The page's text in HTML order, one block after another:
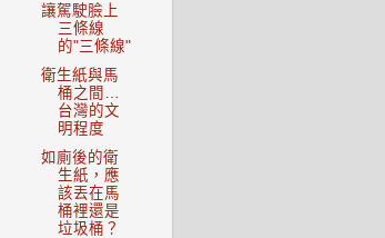
讓駕駛臉上
三條線
的"三條線"
衛生紙與馬
桶之間…
台灣的文
明程度
如廁後的衛
生紙，應
該丟在馬
桶裡還是
垃圾桶？